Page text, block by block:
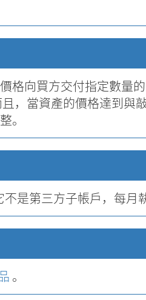
格向買方交付指定數量
當資產的價格達到與
。
是第三方子帳戶，每月
。